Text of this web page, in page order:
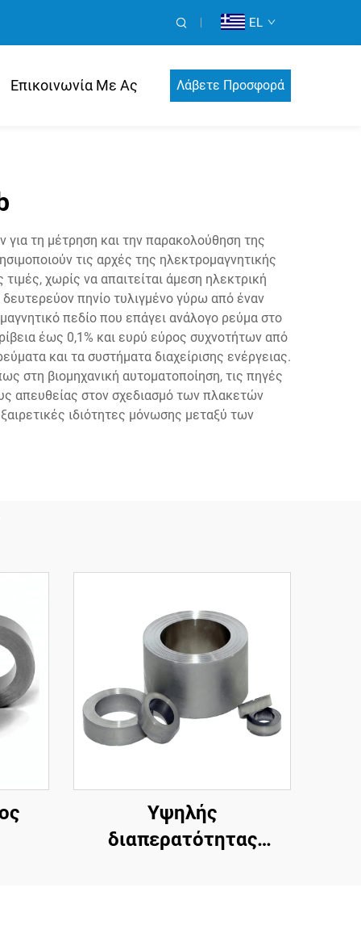
EL
Επικοινωνία Με Ας Λάβετε Προσφορά
για τη μέτρηση και την παρακολούθηση της
τις αρχές της ηλεκτρομαγνητικής
χωρίς να απαιτείται άμεση ηλεκτρική
πηνίο τυλιγμένο γύρω από έναν
πεδίο που επάγει ανάλογο ρεύμα στο
έως 0,1% και ευρύ εύρος συχνοτήτων από
και τα συστήματα διαχείρισης ενέργειας.
στη βιομηχανική αυτοματοποίηση, τις πηγές
απευθείας στον σχεδιασμό των πλακετών
ιδιότητες μόνωσης μεταξύ των
Υψηλής
διαπερατότητας